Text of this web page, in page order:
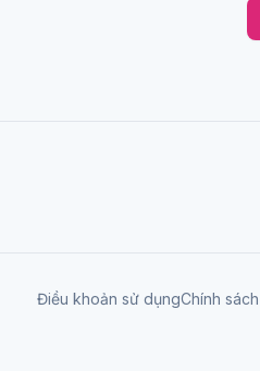
Điều khoản sử dụngChính